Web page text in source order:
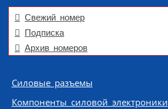
Свежий номер
Подписка
Архив номеров
Skip to content
Силовые разъемы
Компоненты силовой электроники